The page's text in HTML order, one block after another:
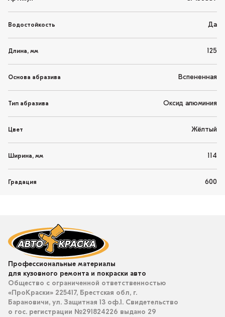
Водостойкость Да
Длина, мм 125
Основа абразива Вспененная
Тип абразива Оксид алюминия
Цвет Жёлтый
Ширина, мм 114
Градация 600
Профессиональные материалы
для кузовного ремонта и покраски авто
Общество с ограниченной ответственностью
«ПроКраски» 225417, Брестская обл, г.
Барановичи, ул. Защитная 13 оф.1. Свидетельство
о гос. регистрации №291824226 выдано 29